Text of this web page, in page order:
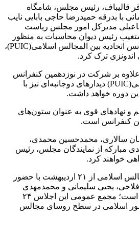
قالیباف، رئیس مجلس، شامگاه
با بدرقه حمیدرضا حاجی بابایی نایب
مدیرکل امور مجلس ریاست
رئیس دیوان محاسبات به منظور
شرکت در نوزدهمین کنفرانس اتحادیه بین المجالس اسلامی(PUIC)،
ترک کرد.
بر شرکت در نوزدهمین کنفرانس
اتحادیه بین المجالس اسلامی(PUIC) دیدارهای دوجانبه‌ای نیز با
دوره خواهد داشت.
و نهادهای قوی به عنوان ستون‌های
کنفرانس است.
سالاری، محمدحسین محمدی،
مبارکه از نمایندگان مجلس، رئیس
خواهند کرد.
کمیته های اجلاس بین‌المجالس اسلامی از ۲۱ اردیبهشت با حضور
فلاحی، یحیی سلیمانی و محمدمهدی
شهریاری آغاز به کار کرده است؛ مجمع عمومی این اجلاس ۲۴
با حضور ۳۸ کشور اسلامی در سطح روسای مجالس